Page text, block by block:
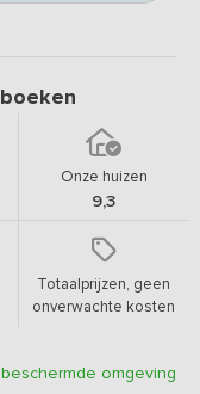
Onze huizen
9,3
Totaalprijzen, geen
onverwachte kosten
omgeving